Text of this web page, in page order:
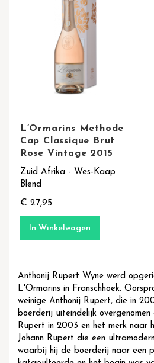
L’Ormarins Methode
Cap Classique Brut
Rose Vintage 2015
Zuid Afrika - Wes-Kaap
Blend
€ 27,95
In Winkelwagen
Anthonij Rupert Wyne werd
L'Ormarins in Franschhoek.
weinige Anthonij Rupert, die in
boerderij uiteindelijk overgenomen
Rupert in 2003 en het merk naar
Johann Rupert die een
waarbij hij de boerderij naar een